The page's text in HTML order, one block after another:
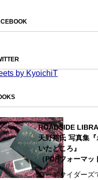
by KyoichiT
ROADSIDE
天野裕氏 写真集
いたところ』
（PDFフォーマッ
ロードサイダーズ